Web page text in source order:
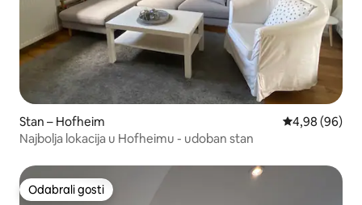
Stan – Hofheim Prosječna
4,98 (96)
Najbolja lokacija u Hofheimu - udoban stan
Odabrali gosti
Odabrali gosti